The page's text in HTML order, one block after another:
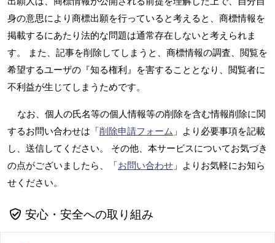
身の意思により商標出願を行っていると考えると、商標情報を
掲載するにあたり法的な問題は通常存在しないと考えられま
す。 また、記事を削除してしまうと、商標情報の調査、閲覧を
希望するユーザの『知る権利』を害することとなり、閲覧者に
不利益が生じてしまうためです。
なお、個人の氏名等の個人情報等の削除を含む情報削除に関
するお問い合わせは「削除申請フォーム 」より必要事項を記載
し、送信してください。 その他、本サービスについてお気づき
の点がございましたら、「お問い合わせ 」よりお気軽にお知ら
せください。
安心・安全への取り組み